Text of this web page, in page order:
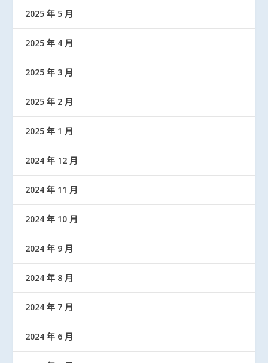
2025 年 5 月
2025 年 4 月
2025 年 3 月
2025 年 2 月
2025 年 1 月
2024 年 12 月
2024 年 11 月
2024 年 10 月
2024 年 9 月
2024 年 8 月
2024 年 7 月
2024 年 6 月